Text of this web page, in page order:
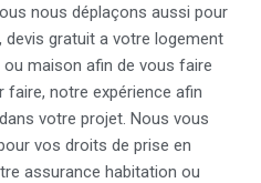
nous déplaçons aussi pour
gratuit a votre logement
maison afin de vous faire
faire, notre expérience afin
votre projet. Nous vous
vos droits de prise en
assurance habitation ou